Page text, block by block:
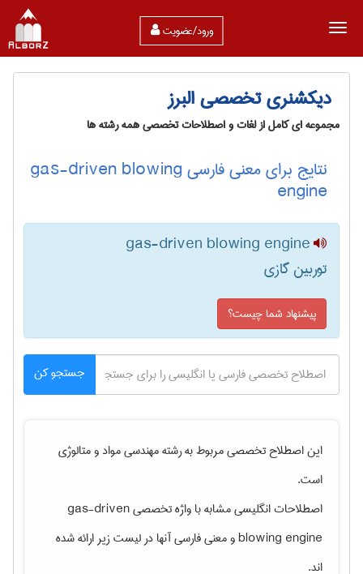
ورود/عضویت
دیکشنری تخصصی البرز
مجموعه ای کامل از لغات و اصطلاحات تخصصی همه رشته ها
نتایج برای معنی فارسی gas-driven blowing
engine
gas-driven blowing engine
توربین گازی
پیشنهاد شما چیست؟
جستجو کن
این اصطلاح تخصصی مربوط به رشتهمهندسی مواد و متالوژی
است.
اصطلاحات انگلیسی مشابه با واژه تخصصیgas-driven
blowing engineو معنی فارسی آنها در لیست زیر ارائه شده
اند.